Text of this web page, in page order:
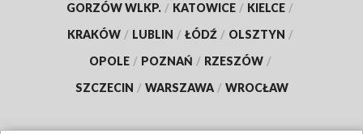
GORZÓW WLKP. / KATOWICE / KIELCE /
KRAKÓW / LUBLIN / ŁÓDŹ / OLSZTYN /
OPOLE / POZNAŃ / RZESZÓW /
SZCZECIN / WARSZAWA / WROCŁAW